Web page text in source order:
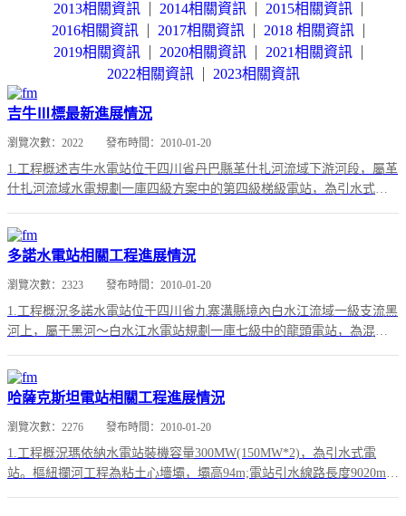
2013相關資訊
2014相關資訊
2015相關資訊
2016相關資訊
2017相關資訊
2018 相關資訊
2019相關資訊
2020相關資訊
2021相關資訊
2022相關資訊
2023相關資訊
吉牛Ⅲ標最新進展情況
瀏覽次數： 2022 發布時間： 2010-01-20
1.工程概述吉牛水電站位于四川省丹巴縣革什扎河流域下游河段，屬革
什扎河流域水電規劃一庫四級方案中的第四級梯級電站，為引水式電
多諾水電站相關工程進展情況
瀏覽次數： 2323 發布時間： 2010-01-20
1.工程概況多諾水電站位于四川省九寨溝縣境內白水江流域一級支流黑
河上，屬于黑河～白水江水電站規劃一庫七級中的龍頭電站，為混合
哈薩克斯坦電站相關工程進展情況
瀏覽次數： 2276 發布時間： 2010-01-20
1.工程概況瑪依納水電站裝機容量300MW(150MW*2)，為引水式電
站。樞紐攔河工程為粘土心墻壩，壩高94m;電站引水線路長度9020m，